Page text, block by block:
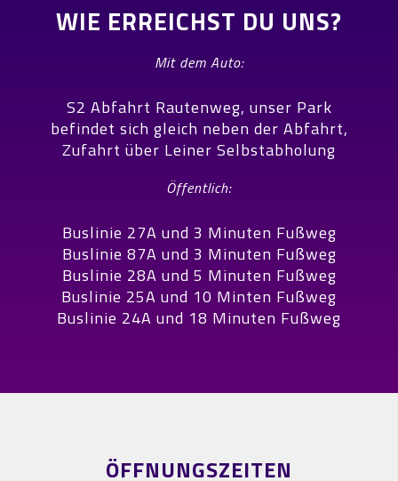
WIE ERREICHST DU UNS?
Mit dem Auto:
S2 Abfahrt Rautenweg, unser Park
befindet sich gleich neben der Abfahrt,
Zufahrt über Leiner Selbstabholung
Öffentlich:
Buslinie 27A und 3 Minuten Fußweg
Buslinie 87A und 3 Minuten Fußweg
Buslinie 28A und 5 Minuten Fußweg
Buslinie 25A und 10 Minten Fußweg
Buslinie 24A und 18 Minuten Fußweg
ÖFFNUNGSZEITEN